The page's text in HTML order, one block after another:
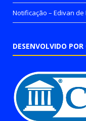
Notificação – Edivan de
DESENVOLVIDO POR